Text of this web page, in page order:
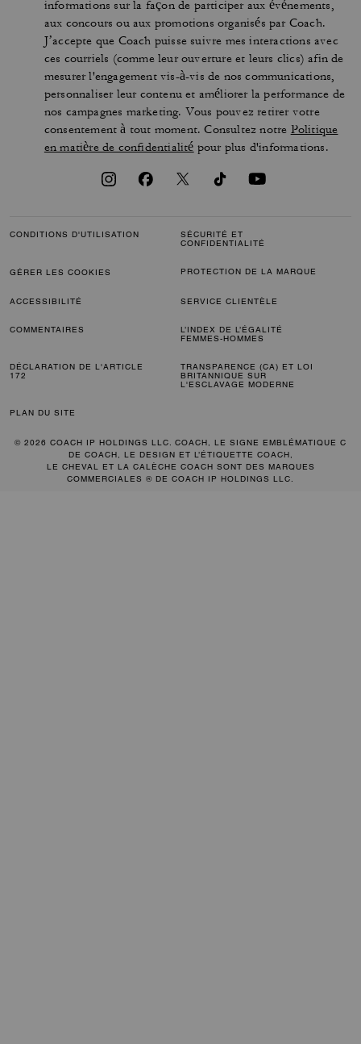
informations sur la façon de participer aux événements,
aux concours ou aux promotions organisés par Coach.
J’accepte que Coach puisse suivre mes interactions avec
ces courriels (comme leur ouverture et leurs clics) afin de
mesurer l'engagement vis-à-vis de nos communications,
personnaliser leur contenu et améliorer la performance de
nos campagnes marketing. Vous pouvez retirer votre
consentement à tout moment. Consultez notre Politique
en matière de confidentialité pour plus d'informations.
CONDITIONS D'UTILISATION
SÉCURITÉ ET
CONFIDENTIALITÉ
GÉRER LES COOKIES PROTECTION DE LA MARQUE
ACCESSIBILITÉ SERVICE CLIENTÈLE
COMMENTAIRES
L’INDEX DE L’ÉGALITÉ
FEMMES-HOMMES
DÉCLARATION DE L'ARTICLE
172
TRANSPARENCE (CA) ET LOI
BRITANNIQUE SUR
L'ESCLAVAGE MODERNE
PLAN DU SITE
© 2026 COACH IP HOLDINGS LLC. COACH, LE SIGNE EMBLÉMATIQUE C
DE COACH, LE DESIGN ET L’ÉTIQUETTE COACH,
LE CHEVAL ET LA CALÈCHE COACH SONT DES MARQUES
COMMERCIALES ® DE COACH IP HOLDINGS LLC.